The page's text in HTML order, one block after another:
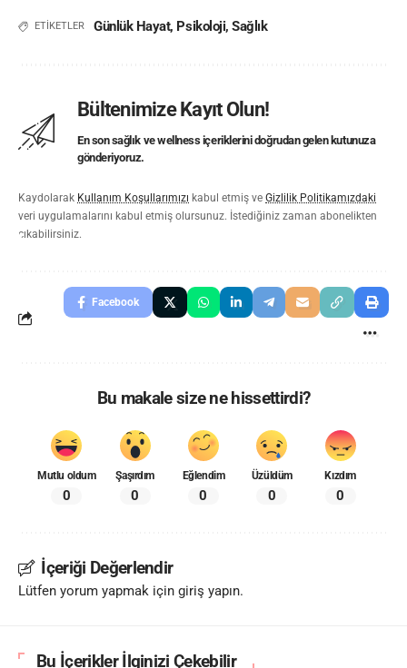
ETİKETLER Günlük Hayat, Psikoloji,Sağlık
Bültenimize Kayıt Olun!
En son sağlık ve wellness içeriklerini doğrudan gelen kutunuza
gönderiyoruz.
Kaydolarak Kullanım Koşullarımızı kabul etmiş ve Gizlilik Politikamızdaki
veri uygulamalarını kabul etmiş olursunuz. İstediğiniz zaman abonelikten
çıkabilirsiniz.
Facebook
Bu makale size ne hissettirdi?
Mutlu oldum
0
Şaşırdım
0
Eğlendim
0
Üzüldüm
0
Kızdım
0
İçeriği Değerlendir
Lütfen yorum yapmak için giriş yapın.
Bu İçerikler İlginizi Çekebilir